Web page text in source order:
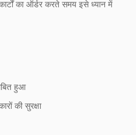
टोकरी फ्रेम कवर,
का ऑर्डर करते समय इसे ध्यान में
हुआ
की सुरक्षा